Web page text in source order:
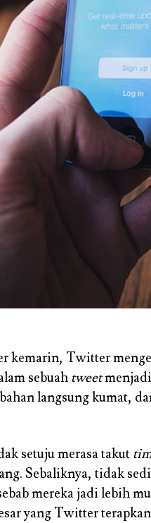
kemarin, Twitter
sebuah tweetmenjadi
langsung kumat,
setuju merasa takut
Sebaliknya, tidak
mereka jadi lebih
yang Twitter